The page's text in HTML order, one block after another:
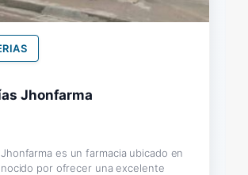
Jhonfarma
es un farmacia ubicado en
por ofrecer una excelente